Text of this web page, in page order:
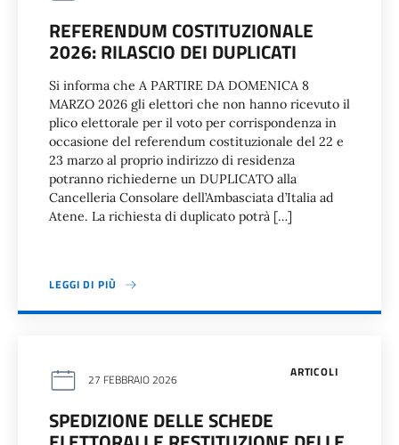
REFERENDUM COSTITUZIONALE
2026: RILASCIO DEI DUPLICATI
Si informa che A PARTIRE DA DOMENICA 8
MARZO 2026 gli elettori che non hanno ricevuto il
plico elettorale per il voto per corrispondenza in
occasione del referendum costituzionale del 22 e
23 marzo al proprio indirizzo di residenza
potranno richiederne un DUPLICATO alla
Cancelleria Consolare dell’Ambasciata d’Italia ad
Atene. La richiesta di duplicato potrà […]
LEGGI DI PIÙ
ARTICOLI
27 FEBBRAIO 2026
SPEDIZIONE DELLE SCHEDE